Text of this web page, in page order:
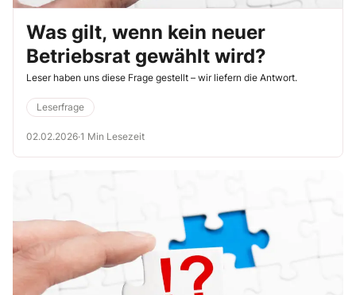
Was gilt, wenn kein neuer
Betriebsrat gewählt wird?
Leser haben uns diese Frage gestellt – wir liefern die Antwort.
Leserfrage
02.02.2026·1 Min Lesezeit